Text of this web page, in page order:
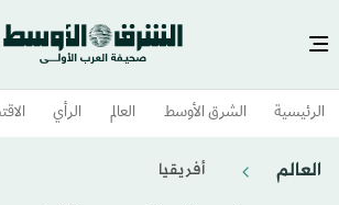
الرئيسية الشرق الأوسط​ العالم الرأي
العالم أفريقيا